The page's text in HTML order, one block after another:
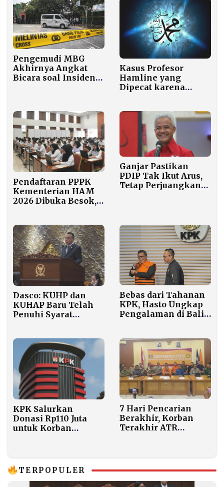
Pengemudi MBG
Akhirnya Angkat
Bicara soal Insiden
Kasus Profesor
Hamline yang
Dipecat karena
yang Belum Usai
Pendaftaran PPPK
Kementerian HAM
2026 Dibuka Besok,
Bisa Melamar
Ganjar Pastikan
PDIP Tak Ikut Arus,
Tetap Perjuangkan
Dasco: KUHP dan
KUHAP Baru Telah
Penuhi Syarat
Bebas dari Tahanan
KPK, Hasto Ungkap
Pengalaman di Balik
KPK Salurkan
Donasi Rp110 Juta
untuk Korban
7 Hari Pencarian
Berakhir, Korban
Terakhir ATR
TERPOPULER